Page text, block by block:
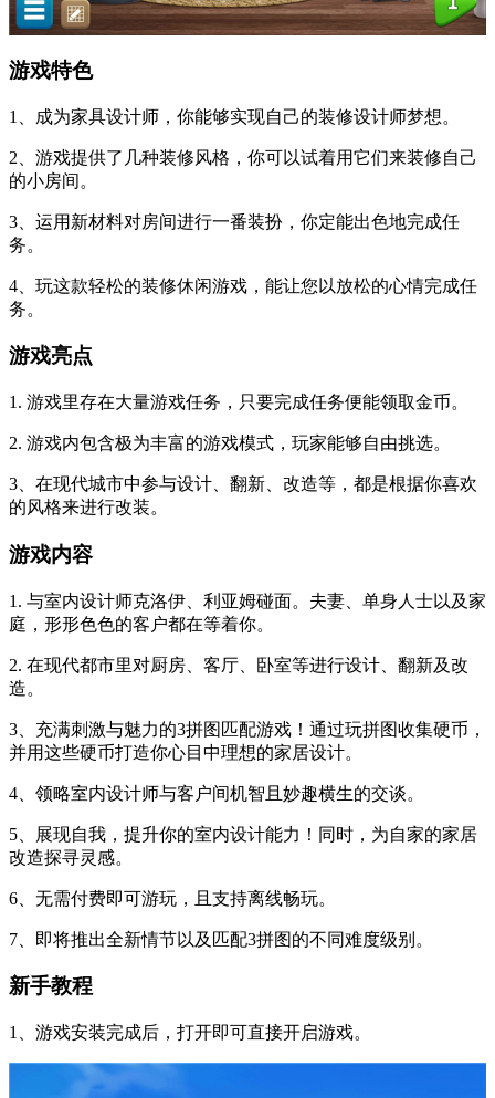
游戏特色
1、成为家具设计师，你能够实现自己的装修设计师梦想。
2、游戏提供了几种装修风格，你可以试着用它们来装修自己
的小房间。
3、运用新材料对房间进行一番装扮，你定能出色地完成任
务。
4、玩这款轻松的装修休闲游戏，能让您以放松的心情完成任
务。
游戏亮点
1. 游戏里存在大量游戏任务，只要完成任务便能领取金币。
2. 游戏内包含极为丰富的游戏模式，玩家能够自由挑选。
3、在现代城市中参与设计、翻新、改造等，都是根据你喜欢
的风格来进行改装。
游戏内容
1. 与室内设计师克洛伊、利亚姆碰面。夫妻、单身人士以及家
庭，形形色色的客户都在等着你。
2. 在现代都市里对厨房、客厅、卧室等进行设计、翻新及改
造。
3、充满刺激与魅力的3拼图匹配游戏！通过玩拼图收集硬币，
并用这些硬币打造你心目中理想的家居设计。
4、领略室内设计师与客户间机智且妙趣横生的交谈。
5、展现自我，提升你的室内设计能力！同时，为自家的家居
改造探寻灵感。
6、无需付费即可游玩，且支持离线畅玩。
7、即将推出全新情节以及匹配3拼图的不同难度级别。
新手教程
1、游戏安装完成后，打开即可直接开启游戏。